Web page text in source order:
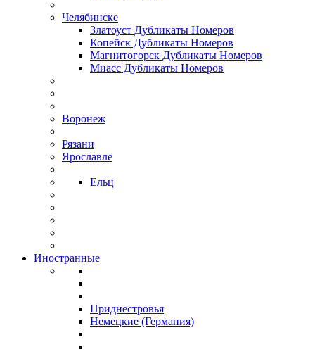
Челябинске
Златоуст Дубликаты Номеров
Копейск Дубликаты Номеров
Магнитогорск Дубликаты Номеров
Миасс Дубликаты Номеров
Воронеж
Рязани
Ярославле
Ельц
Иностранные
Приднестровья
Немецкие (Германия)